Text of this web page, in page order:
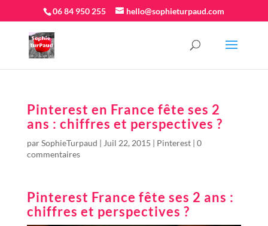
06 84 950 255 hello@sophieturpaud.com
Pinterest en France fête ses 2
ans : chiffres et perspectives ?
parSophieTurpaud | Juil 22, 2015 | Pinterest| 0
commentaires
Pinterest France fête ses 2 ans :
chiffres et perspectives ?